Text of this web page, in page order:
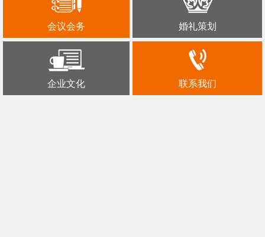
会议会务 婚礼策划
企业文化 联系我们